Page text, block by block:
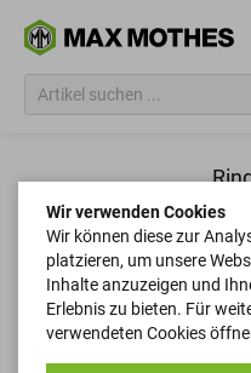
Filtern
Filtern
Wir verwenden Cookies
Wir können diese zur
platzieren, um unsere
Inhalte anzuzeigen und
Erlebnis zu bieten. Für
verwendeten Cookies